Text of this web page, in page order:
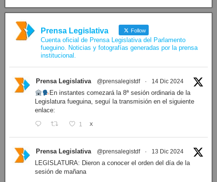
Prensa Legislativa Follow
Cuenta oficial de Prensa Legislativa del Parlamento
fueguino. Noticias y fotografías generadas por la prensa
institucional.
Prensa Legislativa @prensalegistdf · 14 Dic 2024
En instantes comezará la 8ª sesión ordinaria de la
Legislatura fueguina, seguí la transmisión en el siguiente
enlace:
1 X
Prensa Legislativa @prensalegistdf · 13 Dic 2024
LEGISLATURA: Dieron a conocer el orden del día de la
sesión de mañana